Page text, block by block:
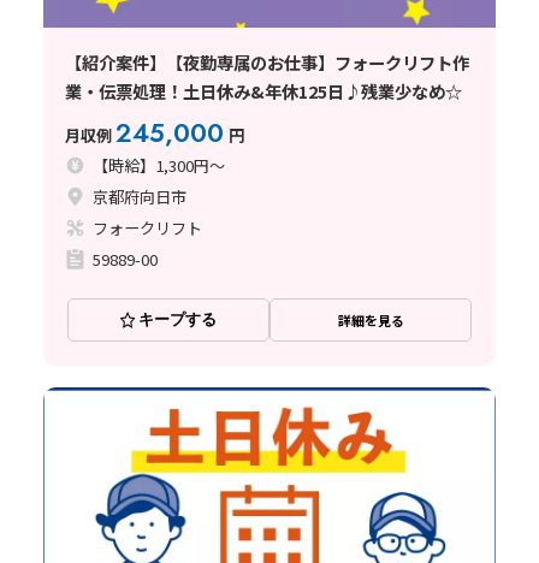
【紹介案件】【夜勤専属のお仕事】フォークリフト作
業・伝票処理！土日休み&年休125日♪残業少なめ☆
月収例245,000 円
【時給】1,300円～
京都府向日市
フォークリフト
59889-00
キープする 詳細を見る